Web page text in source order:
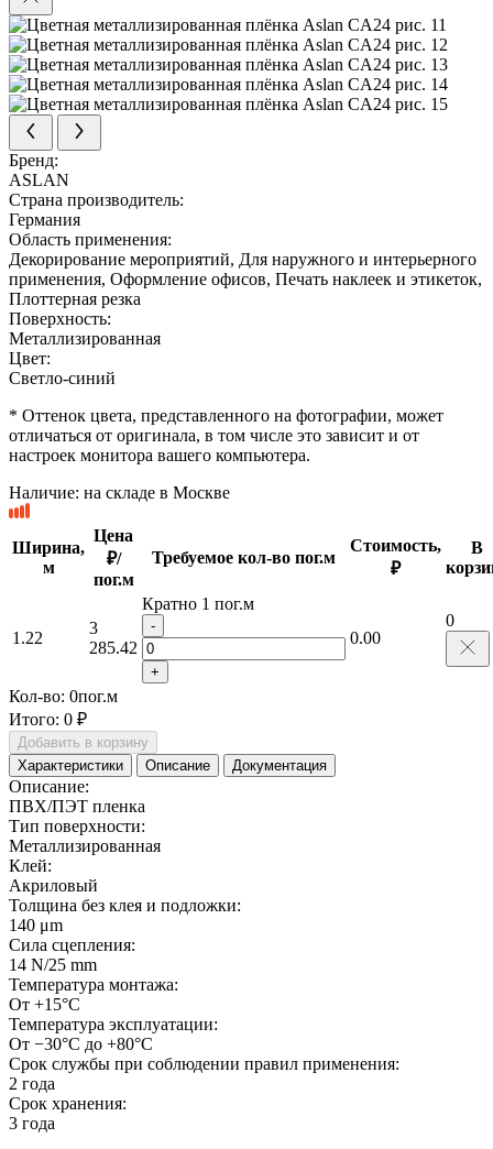
Бренд:
ASLAN
Страна производитель:
Германия
Область применения:
Декорирование мероприятий, Для наружного и интерьерного
применения, Оформление офисов, Печать наклеек и этикеток,
Плоттерная резка
Поверхность:
Металлизированная
Цвет:
Светло-синий
* Оттенок цвета, представленного на фотографии, может
отличаться от оригинала, в том числе это зависит и от
настроек монитора вашего компьютера.
Наличие: на складе в Москве
Ширина,
м
Цена
₽/
пог.м
Требуемое кол-во пог.м
Стоимость,
₽
В
1.22
3
285.42
Кратно 1 пог.м
-
+
0.00
0
Кол-во: 0пог.м
Итого: 0 ₽
Добавить в корзину
Характеристики
Описание Документация
Описание:
ПВХ/ПЭТ пленка
Тип поверхности:
Металлизированная
Клей:
Акриловый
Толщина без клея и подложки:
140 μm
Сила сцепления:
14 N/25 mm
Температура монтажа:
От +15°C
Температура эксплуатации:
От −30°С до +80°С
Срок службы при соблюдении правил применения:
2 года
Срок хранения:
3 года